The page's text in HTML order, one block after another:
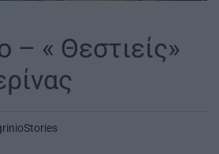
– « Θεστιείς»